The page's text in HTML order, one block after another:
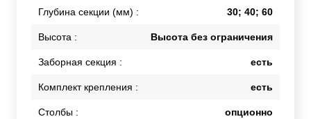
Глубина секции (мм) : 30; 40; 60
Высота : Высота без ограничения
Заборная секция : есть
Комплект крепления : есть
Столбы : опционно